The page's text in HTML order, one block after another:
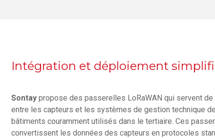
Intégration et déploiement
Sontay propose des passerelles LoRaWAN qui servent de
entre les capteurs et les systèmes de gestion technique
bâtiments couramment utilisés dans le tertiaire. Ces
convertissent les données des capteurs en protocoles